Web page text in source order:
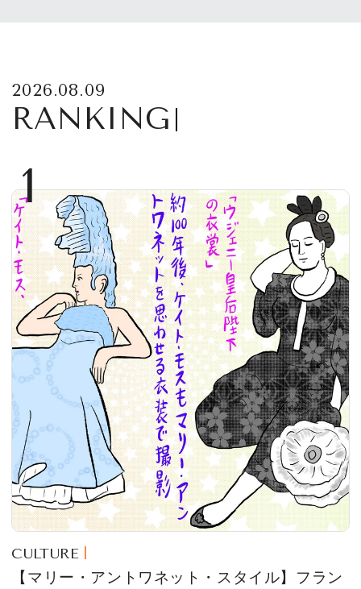
2026.08.09
RANKING
1
CULTURE
【マリー・アントワネット・スタイル】フラン